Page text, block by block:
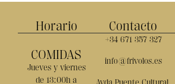
Horario
COMIDAS
Jueves y viernes
de 13:00h a
Contacto
+34 671 357 327
info@frivolos.es